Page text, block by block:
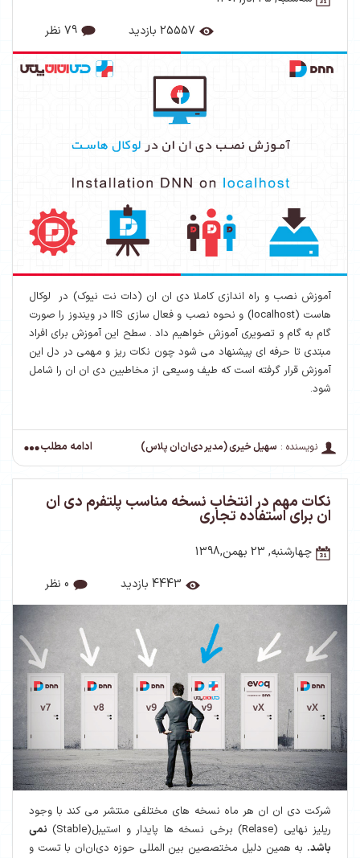
آموزش نصب و راه اندازی کاملا دی ان ان (دات نت نیوک) در لوکال
هاست (localhost) و نحوه نصب و فعال سازی IIS در ویندوز را صورت
گام به گام و تصویری آموزش خواهیم داد . سطح این آموزش برای افراد
مبتدی تا حرفه ای پیشنهاد می شود چون نکات ریز و مهمی در دل این
آموزش قرار گرفته است که طیف وسیعی از مخاطبین دی ان ان را شامل
شود.
نویسنده : سهیل خیری (مدیر دی‌ان‌ان پلاس) ادامه مطلب
نکات مهم در انتخاب نسخه مناسب پلتفرم دی ان
ان برای استفاده تجاری
چهارشنبه, 23 بهمن,1398
شرکت دی ان ان هر ماه نسخه های مختلفی منتشر می کند با وجود
ریلیز نهایی (Relase) برخی نسخه ها پایدار و استیبل(Stable)
نمی
باشد. به همین دلیل مختصصین بین المللی حوزه دی‌ان‌ان با تست و